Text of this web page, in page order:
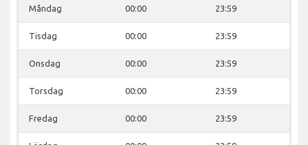
Måndag 00:00 23:59
Tisdag 00:00 23:59
Onsdag 00:00 23:59
Torsdag 00:00 23:59
Fredag 00:00 23:59